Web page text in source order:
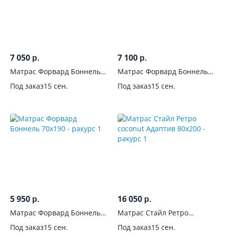
7 050 р.
Матрас Форвард Боннель
Под заказ15 сен.
7 100 р.
Матрас Форвард Боннель
Под заказ15 сен.
5 950 р.
Матрас Форвард Боннель
Под заказ15 сен.
16 050 р.
Матрас Стайл Ретро
Под заказ15 сен.